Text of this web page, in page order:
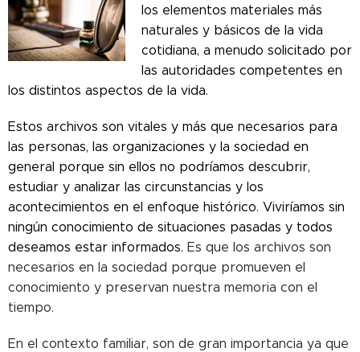
los elementos materiales más
naturales y básicos de la vida
cotidiana, a menudo solicitado por
las autoridades competentes en
los distintos aspectos de la vida.
Estos archivos son vitales y más que necesarios para
las personas, las organizaciones y la sociedad en
general porque sin ellos no podríamos descubrir,
estudiar y analizar las circunstancias y los
acontecimientos en el enfoque histórico. Viviríamos sin
ningún conocimiento de situaciones pasadas y todos
deseamos estar informados. Es que los archivos son
necesarios en la sociedad porque promueven el
conocimiento y preservan nuestra memoria con el
tiempo.
En el contexto familiar, son de gran importancia ya que